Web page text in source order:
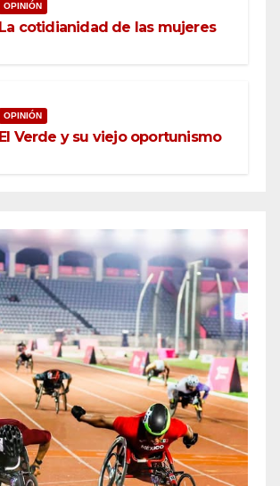
OPINIÓN
La cotidianidad de las mujeres
OPINIÓN
El Verde y su viejo oportunismo